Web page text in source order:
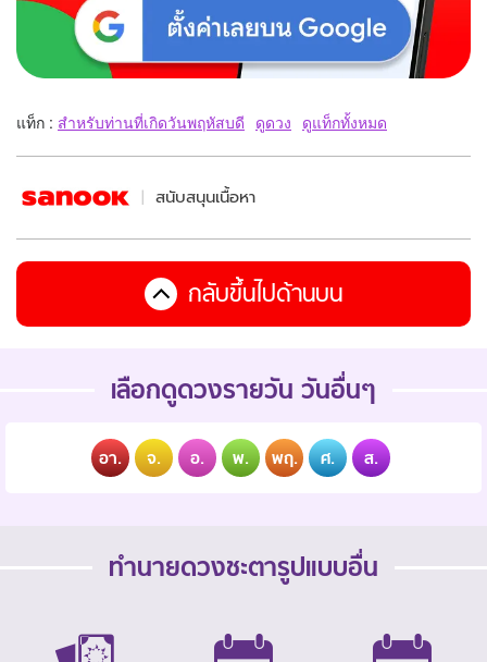
แท็ก : สำหรับท่านที่เกิดวันพฤหัสบดี ดูดวง ดูแท็กทั้งหมด
สนับสนุนเนื้อหา
กลับขึ้นไปด้านบน
เลือกดูดวงรายวัน วันอื่นๆ
อา. จ. อ. พ. พฤ. ศ. ส.
ทำนายดวงชะตารูปแบบอื่น